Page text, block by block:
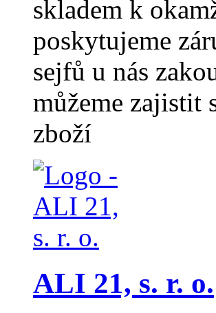
skladem k
poskytujeme
sejfů u nás
můžeme
zboží
ALI 21, s. r. o.